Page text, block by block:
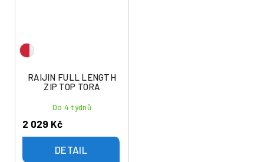
RAIJIN FULL LENGTH
ZIP TOP TORA
Do 4 týdnů
2 029 Kč
DETAIL